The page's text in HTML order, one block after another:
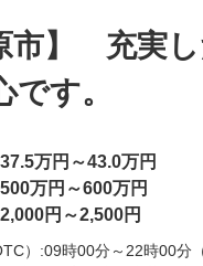
市】 充実
す。
37.5万円～43.0万円
500万円～600万円
2,000円～2,500円
）:09時00分～22時00分